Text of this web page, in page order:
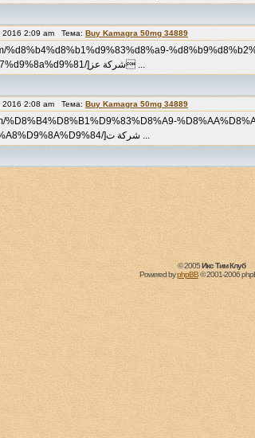
2:09 am Тема: Buy Kamagra 50mg 34889
%d8%b4%d8%b1%d9%83%d8%a9-
%d8%a8%d8%a7%d9%84%d9%82%d8%b7%d9%8a%d9%81/]شركة عز ...
2:08 am Тема: Buy Kamagra 50mg 34889
%D8%B4%D8%B1%D9%83%D8%A9-
%D8%A8%D8%A7%D9%84%D8%AC%D8%A8%D9%8A%D9%84/]شركة ت ...
© 2005Икс Тим Клуб
Powered byphpBB© 2001-2006